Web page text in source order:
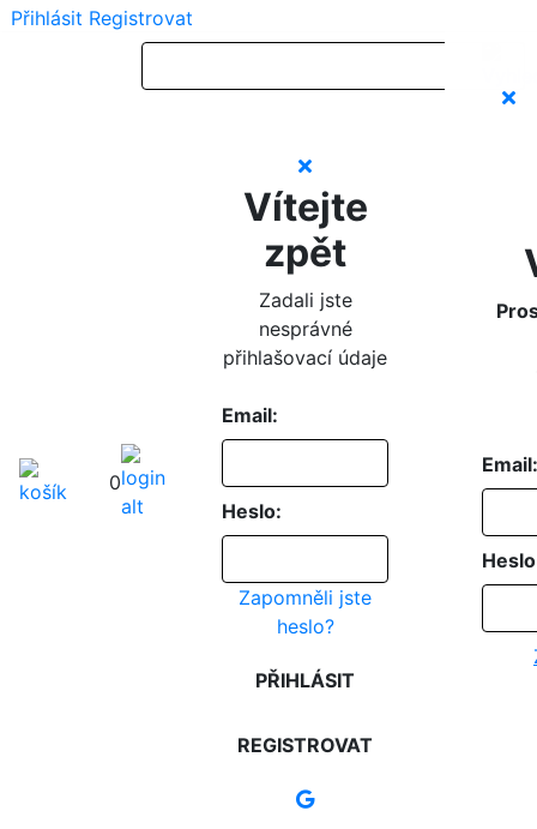
Přihlásit Registrovat
0
Vítejte
zpět
Zadali jste
nesprávné
přihlašovací údaje
Email:
Heslo:
Zapomněli jste
heslo?
PŘIHLÁSIT
REGISTROVAT
Email: